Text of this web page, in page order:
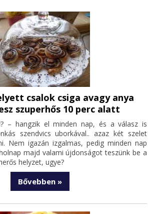
csalok csiga avagy anya
szuperhős 10 perc alatt
– hangzik el minden nap, és a válasz is
szendvics uborkával.. azaz két szelet
Nem igazán izgalmas, pedig minden nap
majd valami újdonságot teszünk be a
helyzet, ugye?
Bővebben »